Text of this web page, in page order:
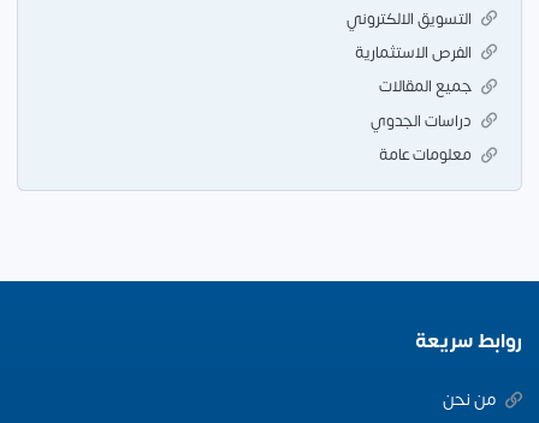
التسويق الالكتروني
الفرص الاستثمارية
جميع المقالات
دراسات الجدوي
معلومات عامة
روابط سريعة
من نحن